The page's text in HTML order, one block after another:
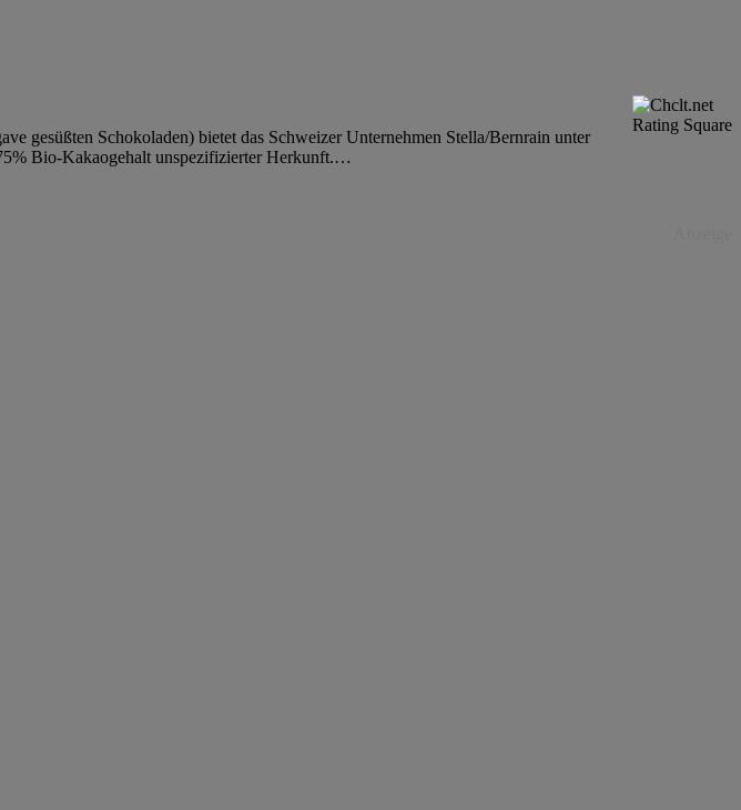
gesüßten Schokoladen) bietet das Schweizer Unternehmen Stella/Bernrain unter
Bio-Kakaogehalt unspezifizierter Herkunft.…